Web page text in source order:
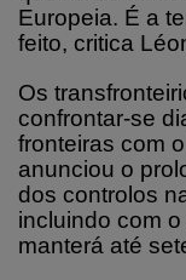
Europeia. É a
feito, critica
Os
confrontar-se
fronteiras com
anunciou o
dos controlos
incluindo com
manterá até